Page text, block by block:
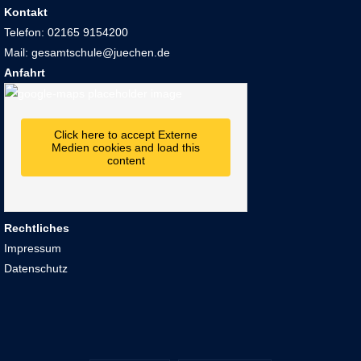
und sprecht mit unseren engagierten Lehrkräften.
Kommt vorbei und entdeckt, was die Gesamtschule Jüchen zu
bieten hat. Wir freuen uns darauf, euch unsere Schule und unser
Kontakt
Telefon: 02165 9154200
Mail: gesamtschule@juechen.de
Anfahrt
Click here to accept Externe
Medien cookies and load this
content
Rechtliches
Impressum
Datenschutz